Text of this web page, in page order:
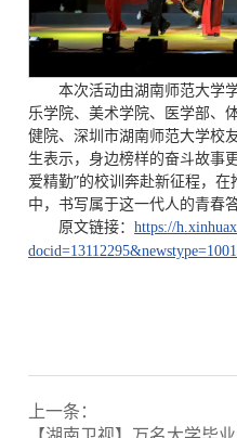
本次活动由湖南师范大学
乐学院、美术学院、医学部、
健院、深圳市湖南师范大学校
生表示，身边榜样的奋斗故事
爱精勤”的校训奔赴新征程，
中，书写属于这一代人的青春答
原文链接：https://
上一条：